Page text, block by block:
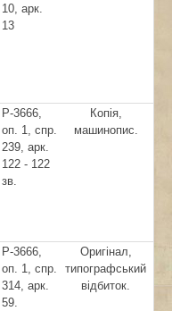
10, арк.
13
Р-3666,
оп. 1, спр.
239, арк.
122 - 122
зв.
Копія,
машинопис.
Р-3666,
оп. 1, спр.
314, арк.
59.
Оригінал,
типографський
відбиток.